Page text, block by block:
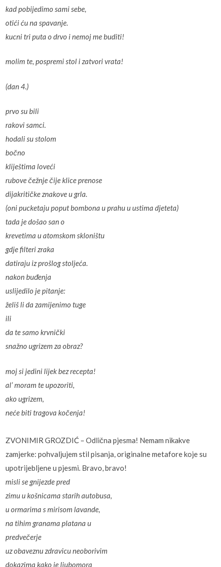
kad pobijedimo sami sebe,
otići ću na spavanje.
kucni tri puta o drvo i nemoj me buditi!
molim te, pospremi stol i zatvori vrata!
(dan 4.)
prvo su bili
rakovi samci.
hodali su stolom
bočno
kliještima loveći
rubove čežnje čije klice prenose
dijakritičke znakove u grla.
(oni pucketaju poput bombona u prahu u ustima djeteta)
tada je došao san o
krevetima u atomskom skloništu
gdje filteri zraka
datiraju iz prošlog stoljeća.
nakon buđenja
uslijedilo je pitanje:
želiš li da zamijenimo tuge
ili
da te samo krvnički
snažno ugrizem za obraz?
moj si jedini lijek bez recepta!
al’ moram te upozoriti,
ako ugrizem,
neće biti tragova kočenja!
ZVONIMIR GROZDIĆ – Odlična pjesma! Nemam nikakve
zamjerke: pohvaljujem stil pisanja, originalne metafore koje su
upotrijebljene u pjesmi. Bravo, bravo!
misli se gnijezde pred
zimu u košnicama starih autobusa,
u ormarima s mirisom lavande,
na tihim granama platana u
predvečerje
uz obaveznu zdravicu neoborivim
dokazima kako je ljubomora